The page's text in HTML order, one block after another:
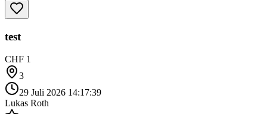
test
CHF 1
3
29 Juli 2026 14:17:39
Lukas Roth